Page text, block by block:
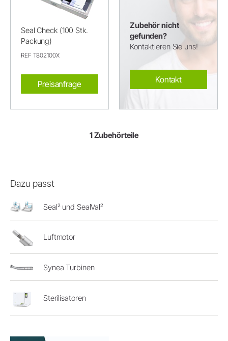
Seal Check (100 Stk.
Packung)
REF T802100X
Preisanfrage
Zubehör nicht
gefunden?
Kontaktieren Sie uns!
Kontakt
1 Zubehörteile
Dazu passt
Seal² und SealVal²
Luftmotor
Synea Turbinen
Sterilisatoren